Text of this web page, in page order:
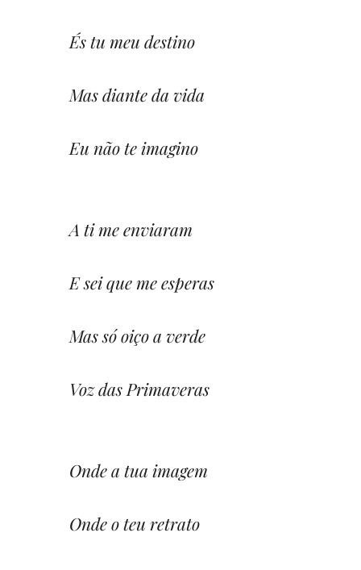
És tu meu destino
Mas diante da vida
Eu não te imagino
A ti me enviaram
E sei que me esperas
Mas só oiço a verde
Voz das Primaveras
Onde a tua imagem
Onde o teu retrato